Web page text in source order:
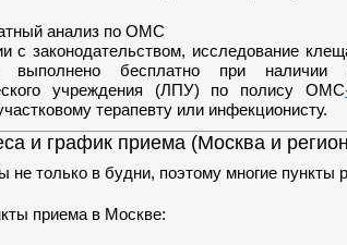
анализ по ОМС
с законодательством, исследование
бесплатно при наличии
учреждения (ЛПУ) по полису ОМС
терапевту или инфекционисту.
и график приема (Москва и
не только в будни, поэтому многие
приема в Москве: